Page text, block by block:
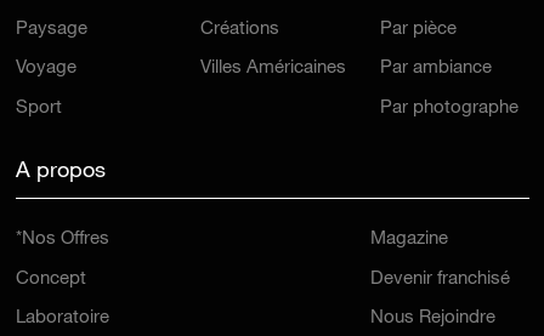
Paysage
Voyage
Sport
Créations
Villes Américaines
Par pièce
Par ambiance
Par photographe
A propos
*Nos Offres
Concept
Laboratoire
Magazine
Devenir franchisé
Nous Rejoindre